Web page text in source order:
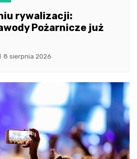
rywalizacji:
Pożarnicze już
8 sierpnia 2026